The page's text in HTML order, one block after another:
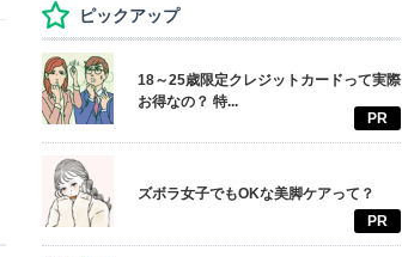
ピックアップ
18～25歳限定クレジットカードって実際
お得なの？ 特...
PR
ズボラ女子でもOKな美脚ケアって？
PR